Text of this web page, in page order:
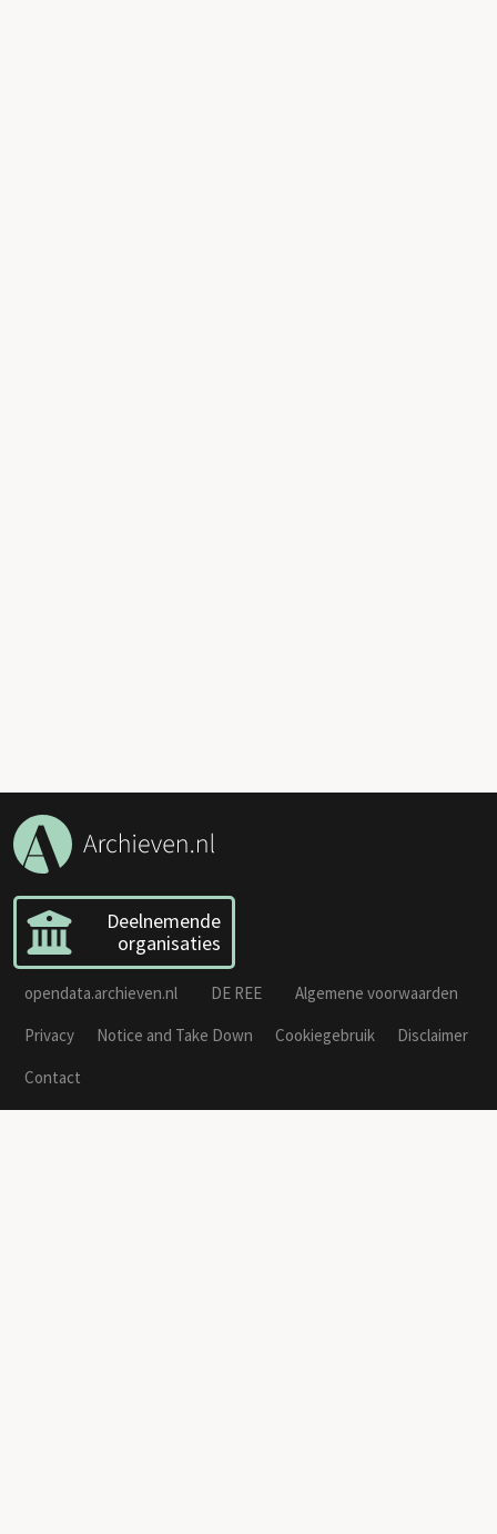
Deelnemende
organisaties
opendata.archieven.nl DE REE
Algemene voorwaarden
Privacy
Notice and Take Down Cookiegebruik
Disclaimer
Contact